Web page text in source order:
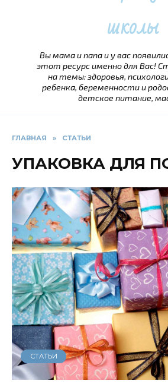
школы
Вы мама и папа и у вас
этот ресурс именно для Вас!
на темы: здоровья,
ребенка, беременности и
детское питание,
ГЛАВНАЯ » СТАТЬИ
УПАКОВКА ДЛЯ
СТАТЬИ